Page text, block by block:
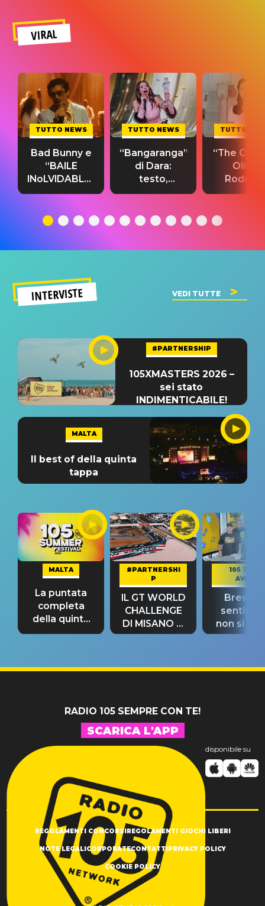
VIRAL
TUTTO NEWS
Bad Bunny e
“BAILE
INoLVIDABLE”:
testo,
significato
TUTTO NEWS
“Bangaranga”
di Dara:
testo,
traduzione e
del singolo
TUTTO
“The
Olivia
testo,
INTERVISTE VEDI TUTTE
#PARTNERSHIP
105XMASTERS 2026 –
sei stato
INDIMENTICABILE!
MALTA
Il best of della quinta
tappa
MALTA
La puntata
completa
della quinta
tappa
#PARTNERSHI
P
IL GT WORLD
CHALLENGE
DI MISANO si
riconferma
105 TAKE
AWAY
Bresh:
non si
fino alla
RADIO 105 SEMPRE CON TE!
SCARICA L'APP
disponibile su
REGOLAMENTI CONCORSI REGOLAMENTI GIOCHI LIBERI
NOTE LEGALI CORPORATECONTATTI PRIVACY POLICY
COOKIE POLICY